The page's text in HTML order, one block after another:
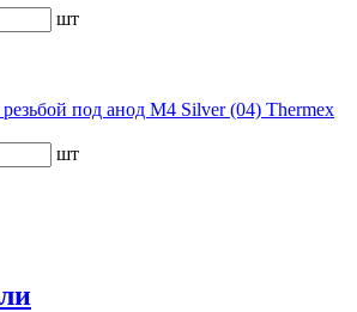
шт
под анод М4 Silver (04) Thermex
шт